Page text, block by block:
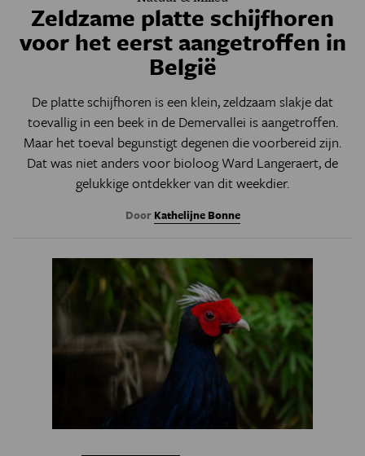
Zeldzame platte schijfhoren
voor het eerst aangetroffen in
België
De platte schijfhoren is een klein, zeldzaam slakje dat
toevallig in een beek in de Demervallei is aangetroffen.
Maar het toeval begunstigt degenen die voorbereid zijn.
Dat was niet anders voor bioloog Ward Langeraert, de
gelukkige ontdekker van dit weekdier.
Door Kathelijne Bonne